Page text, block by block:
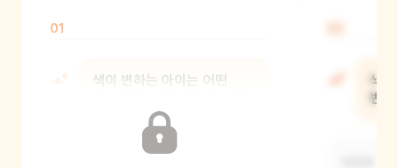
01
색이 변하는 아이는 어떤
색
변